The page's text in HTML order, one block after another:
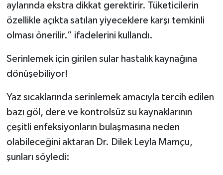
aylarında ekstra dikkat gerektirir. Tüketicilerin
özellikle açıkta satılan yiyeceklere karşı temkinli
olması önerilir.” ifadelerini kullandı.
Serinlemek için girilen sular hastalık kaynağına
dönüşebiliyor!
Yaz sıcaklarında serinlemek amacıyla tercih edilen
bazı göl, dere ve kontrolsüz su kaynaklarının
çeşitli enfeksiyonların bulaşmasına neden
olabileceğini aktaran Dr. Dilek Leyla Mamçu,
şunları söyledi: